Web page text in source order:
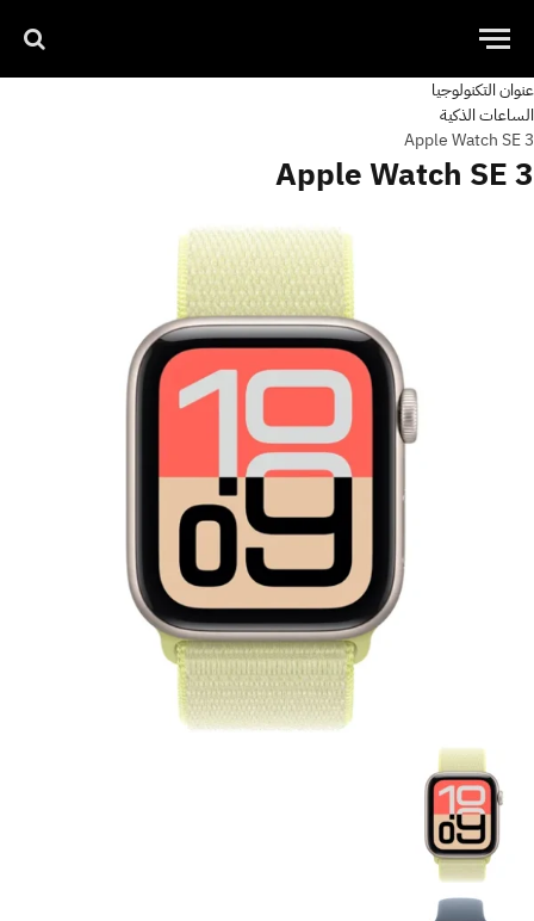
عنوان التكنولوجيا
الساعات الذكية
Apple Watch SE 3
Apple Watch SE 3